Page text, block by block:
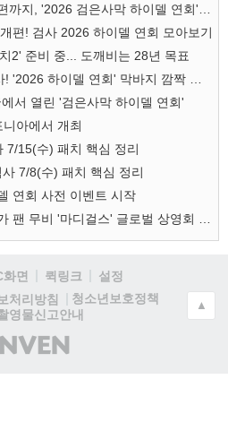
편! 검사 2026 하이델 연회 모아보기
2' 준비 중... 도깨비는 28년 목표
서 열린 '검은사막 하이델 연회'
아에서 개최
7/15(수) 패치 핵심 정리
7/8(수) 패치 핵심 정리
연회 사전 이벤트 시작
화면 퀵링크
설정
처리방침
청소년보호정책
영물신고안내
(주)
인
▲